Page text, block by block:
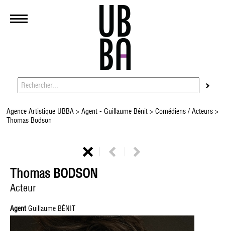
Agence Artistique UBBA>Agent - Guillaume Bénit > Comédiens / Acteurs>
Thomas Bodson
Thomas BODSON
Acteur
AgentGuillaume BÉNIT